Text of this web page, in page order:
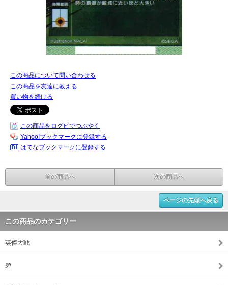
この商品について問い合わせる
この商品を友達に教える
買い物を続ける
この商品をログピでつぶやく
Yahoo!ブックマークに登録する
はてなブックマークに登録する
前の商品へ 次の商品へ
ページの先頭へ戻る
この商品のカテゴリー
英傑大戦
碧